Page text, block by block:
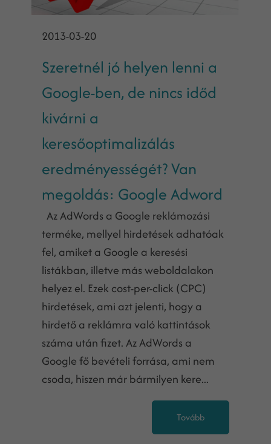
2013-03-20
Szeretnél jó helyen lenni a
Google-ben, de nincs időd
kivárni a
keresőoptimalizálás
eredményességét? Van
megoldás: Google Adword
Az AdWords a Google reklámozási
terméke, mellyel hirdetések adhatóak
fel, amiket a Google a keresési
listákban, illetve más weboldalakon
helyez el. Ezek cost-per-click (CPC)
hirdetések, ami azt jelenti, hogy a
hirdető a reklámra való kattintások
száma után fizet. Az AdWords a
Google fő bevételi forrása, ami nem
csoda, hiszen már bármilyen kere...
Tovább